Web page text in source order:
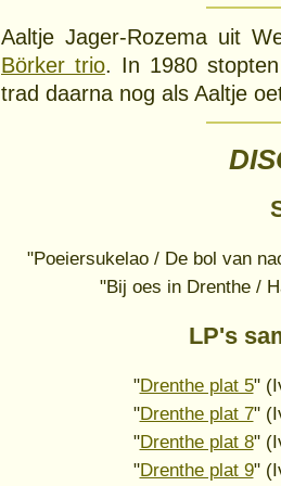
Aaltje Jager-Rozema uit
Börker trio. In 1980
trad daarna nog als Aaltje
"Poeiersukelao / De bol van
"Bij oes in Drenthe /
LP's
"Drenthe plat 5"
"Drenthe plat 7"
"Drenthe plat 8"
"Drenthe plat 9"